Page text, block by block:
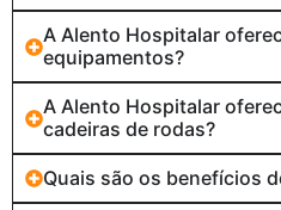
A Alento Hospitalar
equipamentos?
A Alento Hospitalar
cadeiras de rodas?
Quais são os benefícios